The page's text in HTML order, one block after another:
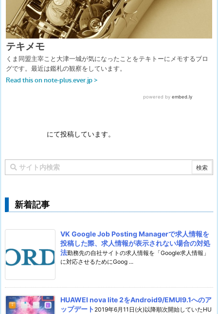
にて投稿しています。
新着記事
VK Google Job Posting Managerで求人情報を
投稿した際、求人情報が表示されない場合の対処
法勤務先の自社サイトの求人情報を「Google求人情報」
に対応させるためにGoog ...
HUAWEI nova lite 2をAndroid9/EMUI9.1へのア
ップデート 2019年6月11日(火)以降順次開始していたHU